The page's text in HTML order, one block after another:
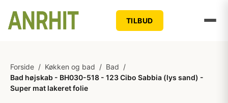
TILBUD
Forside / Køkken og bad / Bad /
Bad højskab - BH030-518 - 123 Cibo Sabbia (lys sand) -
Super mat lakeret folie